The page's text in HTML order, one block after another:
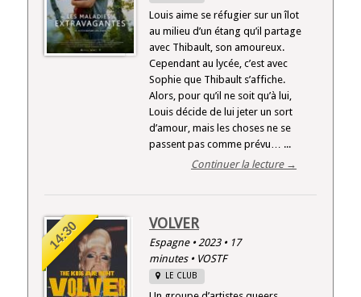
Louis aime se réfugier sur un îlot
au milieu d’un étang qu’il partage
avec Thibault, son amoureux.
Cependant au lycée, c’est avec
Sophie que Thibault s’affiche.
Alors, pour qu’il ne soit qu’à lui,
Louis décide de lui jeter un sort
d’amour, mais les choses ne se
passent pas comme prévu… ...
Continuer la lecture →
14:30 VOLVER
Espagne • 2023 • 17
minutes • VOSTF
LE CLUB